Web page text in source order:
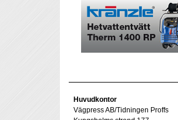
Huvudkontor
Vägpress AB/Tidningen Proffs